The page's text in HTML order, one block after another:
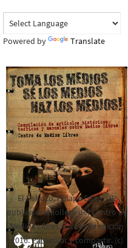
Powered by Translate
El Rebozo, Palapa Editorial,
publica este folleto del Centro de
Medios Libres. Esta es la edición
2016. Para rolar y compartir. (c)